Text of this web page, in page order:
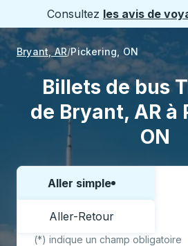
Consultez les avis de
Bryant, AR Pickering, ON
Billets de bus
de Bryant, AR à
ON
Choisissez un sens ou un aller-
Aller simple
Aller-Retour
(*) indique un champ obligatoire